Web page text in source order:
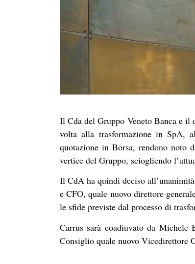
Il Cda del Gruppo Veneto Banca e il
volta alla trasformazione in SpA,
quotazione in Borsa, rendono noto
vertice del Gruppo, sciogliendo
Il CdA ha quindi deciso
e CFO, quale nuovo direttore
le sfide previste dal processo di
Carrus sarà coadiuvato da Michele
Consiglio quale nuovo Vicedirettore